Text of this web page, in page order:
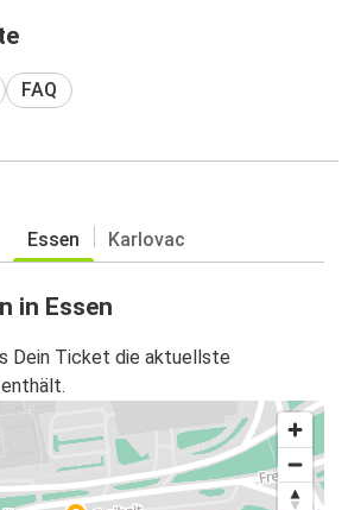
FAQ
Essen Karlovac
in Essen
Dein Ticket die aktuellste